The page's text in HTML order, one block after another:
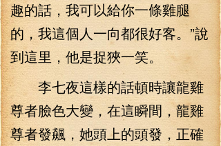
趣的話，我可以給你一條雞腿
的，我這個人一向都很好客。”說
到這里，他是捉狹一笑。
李七夜這樣的話頓時讓龍雞
尊者臉色大變，在這瞬間，龍雞
尊者發飆，她頭上的頭發，正確